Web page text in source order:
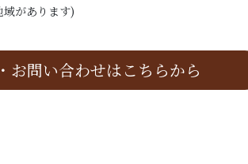
があります)
お問い合わせはこちらから